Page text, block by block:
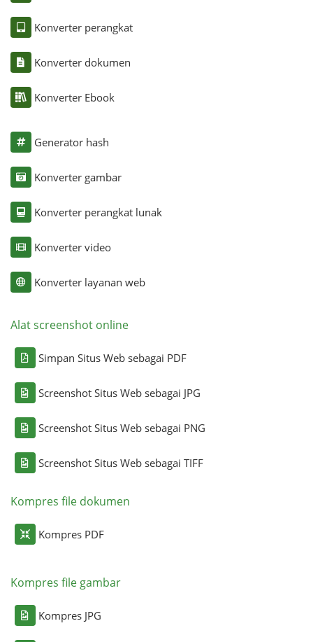
Konverter perangkat
Konverter dokumen
Konverter Ebook
Generator hash
Konverter gambar
Konverter perangkat lunak
Konverter video
Konverter layanan web
Alat screenshot online
Simpan Situs Web sebagai PDF
Screenshot Situs Web sebagai JPG
Screenshot Situs Web sebagai PNG
Screenshot Situs Web sebagai TIFF
Kompres file dokumen
Kompres PDF
Kompres file gambar
Kompres JPG